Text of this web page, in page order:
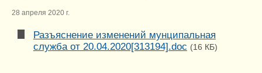
28 апреля 2020 г.
Разъяснение изменений мунципальная
служба от 20.04.2020[313194].doc (16 КБ)